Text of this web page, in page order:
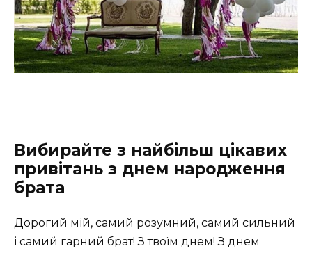
Вибирайте з найбільш цікавих
привітань з днем народження
брата
Дорогий мій, самий розумний, самий сильний
і самий гарний брат! З твоїм днем! З днем